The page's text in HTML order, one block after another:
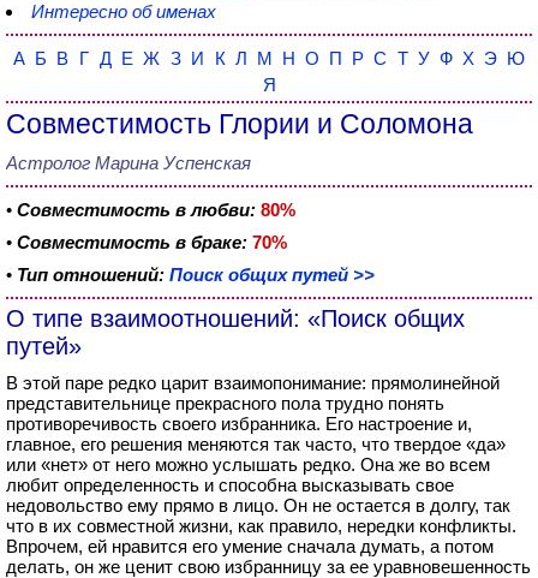
Интересно об именах
А Б В Г Д Е Ж З И К Л М Н О П Р С Т У Ф Х Э Ю
Я
Совместимость Глории и Соломона
Астролог Марина Успенская
• Совместимость в любви: 80%
• Совместимость в браке: 70%
• Тип отношений: Поиск общих путей >>
О типе взаимоотношений: «Поиск общих
путей»
В этой паре редко царит взаимопонимание: прямолинейной
представительнице прекрасного пола трудно понять
противоречивость своего избранника. Его настроение и,
главное, его решения меняются так часто, что твердое «да»
или «нет» от него можно услышать редко. Она же во всем
любит определенность и способна высказывать свое
недовольство ему прямо в лицо. Он не остается в долгу, так
что в их совместной жизни, как правило, нередки конфликты.
Впрочем, ей нравится его умение сначала думать, а потом
делать, он же ценит свою избранницу за ее уравновешенность